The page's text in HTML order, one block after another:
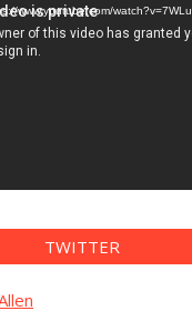
www.youtube.com/
TWITTER